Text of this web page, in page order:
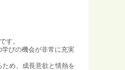
す。
びの機会が非常に充実
め、成長意欲と情熱を